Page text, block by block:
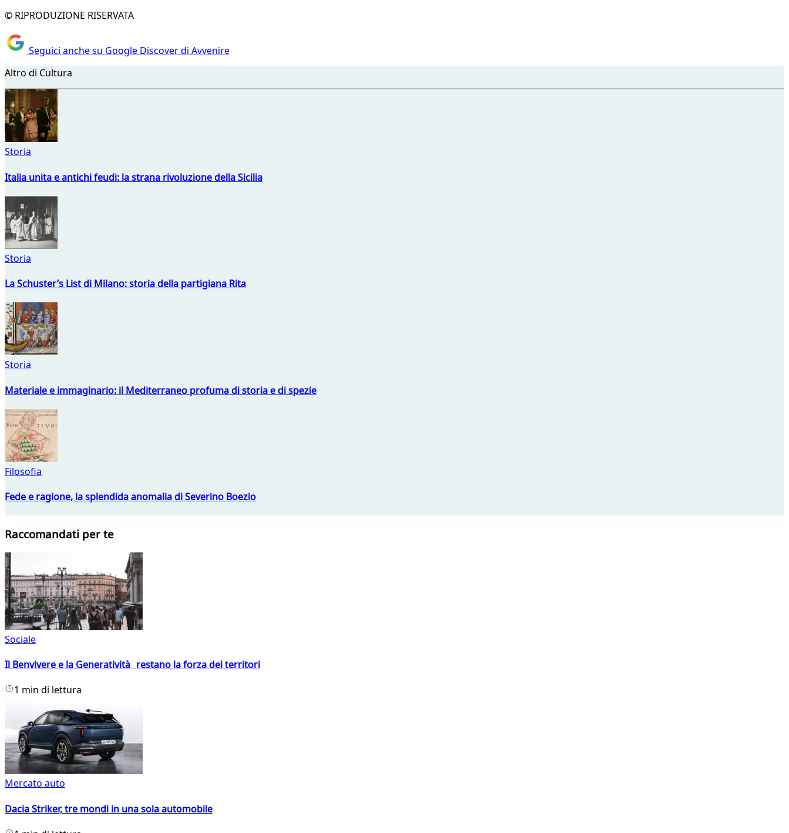
© RIPRODUZIONE RISERVATA
Seguici anche su Google Discover di Avvenire
Altro di Cultura
Storia
Italia unita e antichi feudi: la strana rivoluzione della Sicilia
Storia
La Schuster’s List di Milano: storia della partigiana Rita
Storia
Materiale e immaginario: il Mediterraneo profuma di storia e di spezie
Filosofia
Fede e ragione, la splendida anomalia di Severino Boezio
Raccomandati per te
Sociale
Il Benvivere e la Generatività restano la forza dei territori
1 min di lettura
Mercato auto
Dacia Striker, tre mondi in una sola automobile